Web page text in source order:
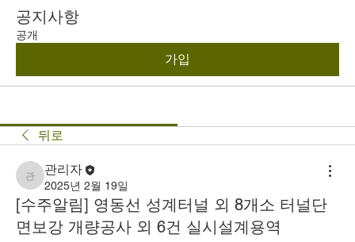
공지사항
공개
가입
뒤로
관리자
관리자
2025년 2월 19일
[수주알림] 영동선 성계터널 외 8개소 터널단
면보강 개량공사 외 6건 실시설계용역